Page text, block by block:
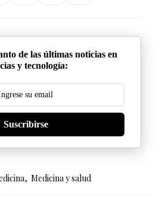
de las últimas noticias en
y tecnología:
Suscribirse
Medicina y salud